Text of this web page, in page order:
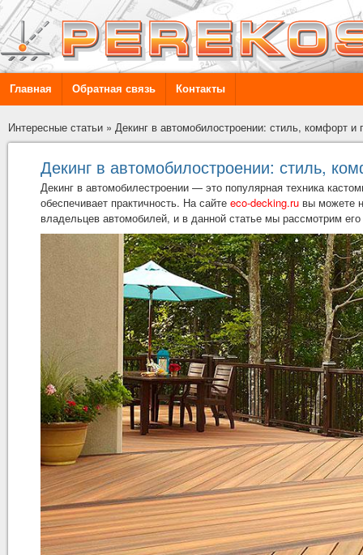
Главная Обратная связь Контакты
Интересные статьи » Декинг в автомобилостроении: стиль, комфорт и
Декинг в автомобилостроении: стиль,
Декинг в автомобилестроении — это популярная техника
обеспечивает практичность. На сайте eco-decking.ru вы можете
владельцев автомобилей, и в данной статье мы рассмотрим